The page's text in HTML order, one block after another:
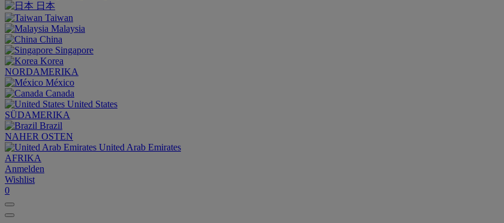
日本
Taiwan
Malaysia
China
Singapore
Korea
NORDAMERIKA
México
Canada
United States
SÜDAMERIKA
Brazil
NAHER OSTEN
United Arab Emirates
AFRIKA
Anmelden
Wishlist
0